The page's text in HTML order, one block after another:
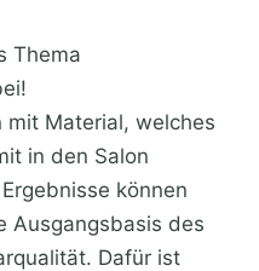
Thema
mit Material, welches
in den Salon
können
Ausgangsbasis des
Dafür ist